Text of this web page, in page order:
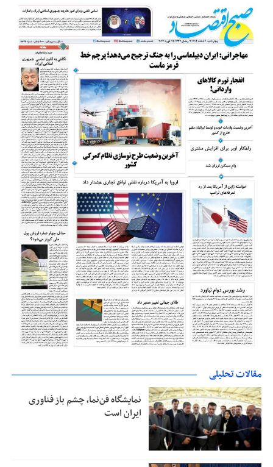
مقالات تحلیلی
نمایشگاه فن‌نما، چشم باز فناوری
ایران است